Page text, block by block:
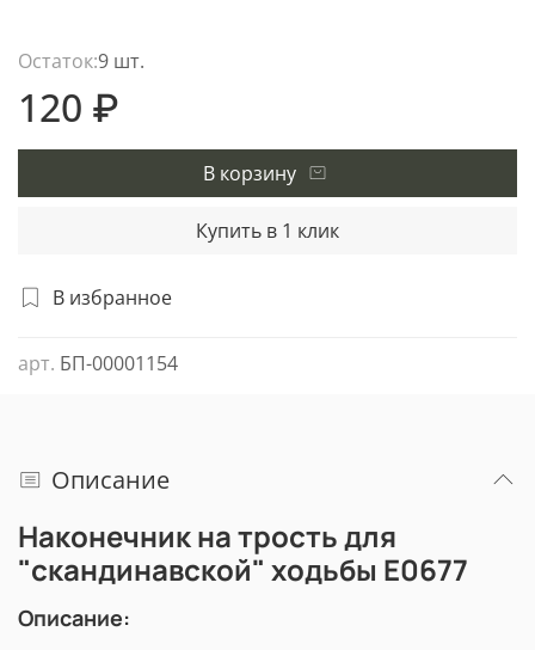
В избранное
арт. БП-00001154
Остаток:9 шт.
120 ₽
В корзину
Купить в 1 клик
Описание
Наконечник на трость для
"скандинавской" ходьбы Е0677
Описание: